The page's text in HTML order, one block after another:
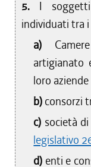
5. I
individuati tra
a)
artigianato
loro
b) consorzi
c) società
legislativo
d) enti e